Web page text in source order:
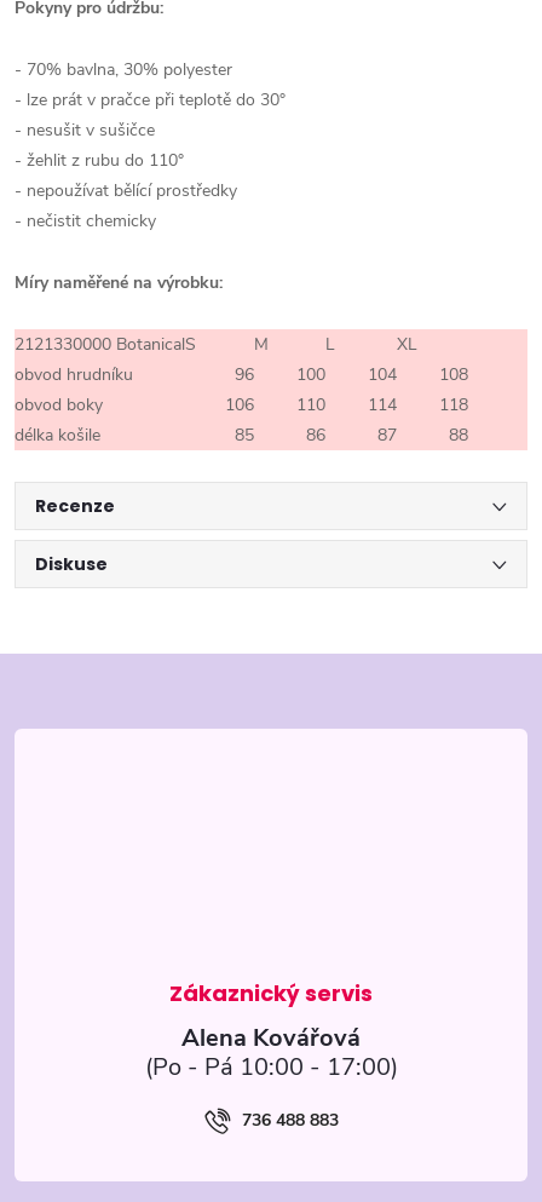
Pokyny pro údržbu:
- 70% bavlna, 30% polyester
- lze prát v pračce při teplotě do 30°
- nesušit v sušičce
- žehlit z rubu do 110°
- nepoužívat bělící prostředky
- nečistit chemicky
Míry naměřené na výrobku:
2121330000 BotanicalS M L
XL
obvod hrudníku
96 100 104
108
obvod boky
106 110 114
118
délka košile
85 86 87 88
Recenze
Diskuse
á
Alena Kovářová
736 488 883